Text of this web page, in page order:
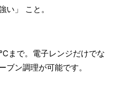
い」 こと。
で。電子レンジだけでな
ブン調理が可能です。